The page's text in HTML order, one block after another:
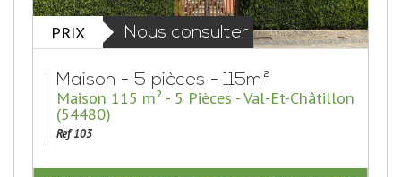
PRIX Nous consulter
Maison - 5 pièces - 115m²
Maison 115 m² - 5 Pièces - Val-Et-Châtillon
(54480)
Ref 103